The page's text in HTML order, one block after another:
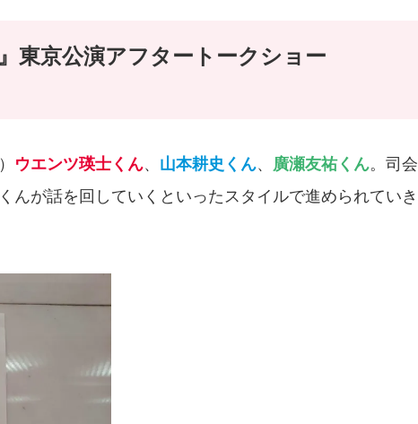
東京公演アフタートークショー
ウエンツ瑛士くん、 山本耕史くん、 廣瀬友祐くん。司会
んが話を回していくといったスタイルで進められていき